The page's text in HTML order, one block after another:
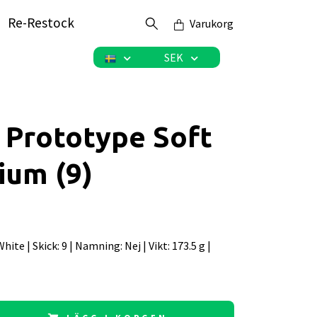
Re-Restock Varukorg
SEK
Prototype Soft
(9)
| Skick: 9 | Namning: Nej | Vikt: 173.5 g |